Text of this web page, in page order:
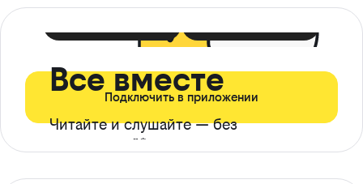
Все вместе
Читайте и слушайте — без
ограничений*
Подключить в приложении